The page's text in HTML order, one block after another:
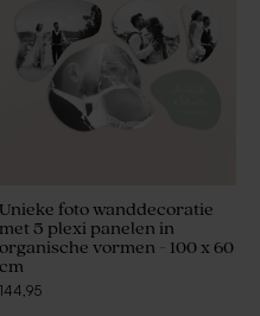
Unieke foto wanddecoratie
met 5 plexi panelen in
organische vormen - 100 x 60
cm
144,95